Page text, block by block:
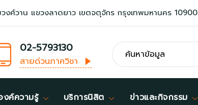
งศ์วาน แขวงลาดยาว เขตจตุจักร กรุงเทพมหานคร 10900
02-5793130
สายด่วนภาควิชา
งค์ความรู้ บริการนิสิต ข่าวและกิจกรรม